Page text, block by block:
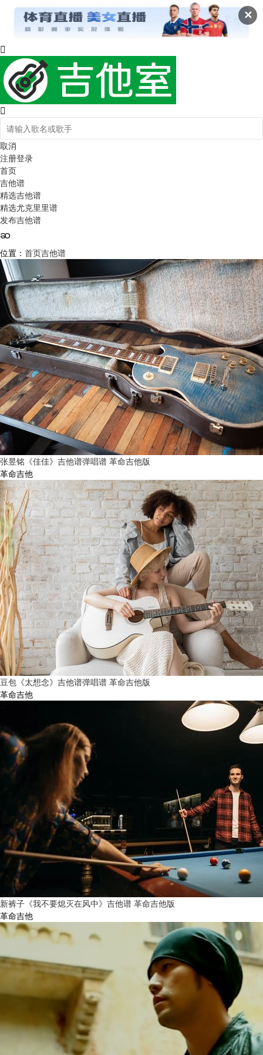
✕
取消
注册登录
首页
吉他谱
精选吉他谱
精选尤克里里谱
发布吉他谱
位置： 首页吉他谱
张昱铭《佳佳》吉他谱弹唱谱 革命吉他版
革命吉他
豆包《太想念》吉他谱弹唱谱 革命吉他版
革命吉他
新裤子《我不要熄灭在风中》吉他谱 革命吉他版
革命吉他